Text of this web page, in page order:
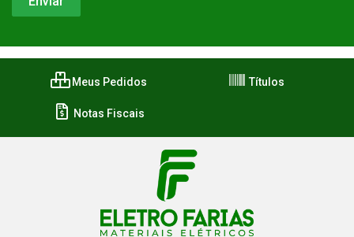
Meus Pedidos Títulos
Notas Fiscais